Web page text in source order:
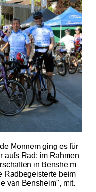
Monnem ging es für
aufs Rad: im Rahmen
in Bensheim
Radbegeisterte beim
van Bensheim", mit.